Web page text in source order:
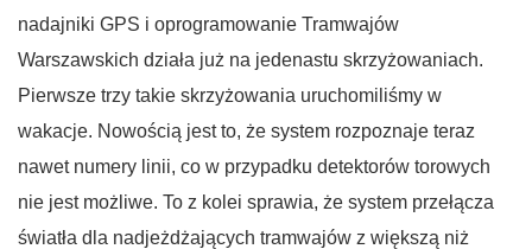
nadajniki GPS i oprogramowanie Tramwajów
Warszawskich działa już na jedenastu skrzyżowaniach.
Pierwsze trzy takie skrzyżowania uruchomiliśmy w
wakacje. Nowością jest to, że system rozpoznaje teraz
nawet numery linii, co w przypadku detektorów torowych
nie jest możliwe. To z kolei sprawia, że system przełącza
światła dla nadjeżdżających tramwajów z większą niż